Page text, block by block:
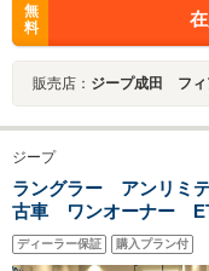
無
料
販売店： ジープ成田 フィ
ジープ
ラングラー アンリミ
古車 ワンオーナー
後 AppleCarPlay
トヒーター ステアリン
ディーラー保証 購入プラン付